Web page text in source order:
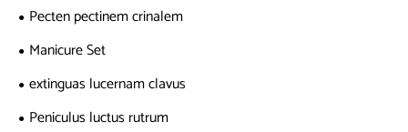
Pecten pectinem crinalem
Manicure Set
extinguas lucernam clavus
Peniculus luctus rutrum